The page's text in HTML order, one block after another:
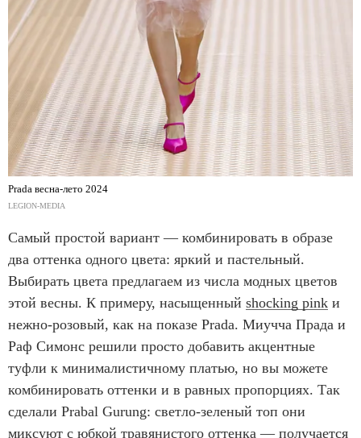
Prada весна-лето 2024
LEGION-MEDIA
Самый простой вариант — комбинировать в образе
два оттенка одного цвета: яркий и пастельный.
Выбирать цвета предлагаем из числа модных цветов
этой весны. К примеру, насыщенный shocking pink и
нежно-розовый, как на показе Prada. Миучча Прада и
Раф Симонс решили просто добавить акцентные
туфли к минималистичному платью, но вы можете
комбинировать оттенки и в равных пропорциях. Так
сделали Prabal Gurung: светло-зеленый топ они
миксуют с юбкой травянистого оттенка — получается